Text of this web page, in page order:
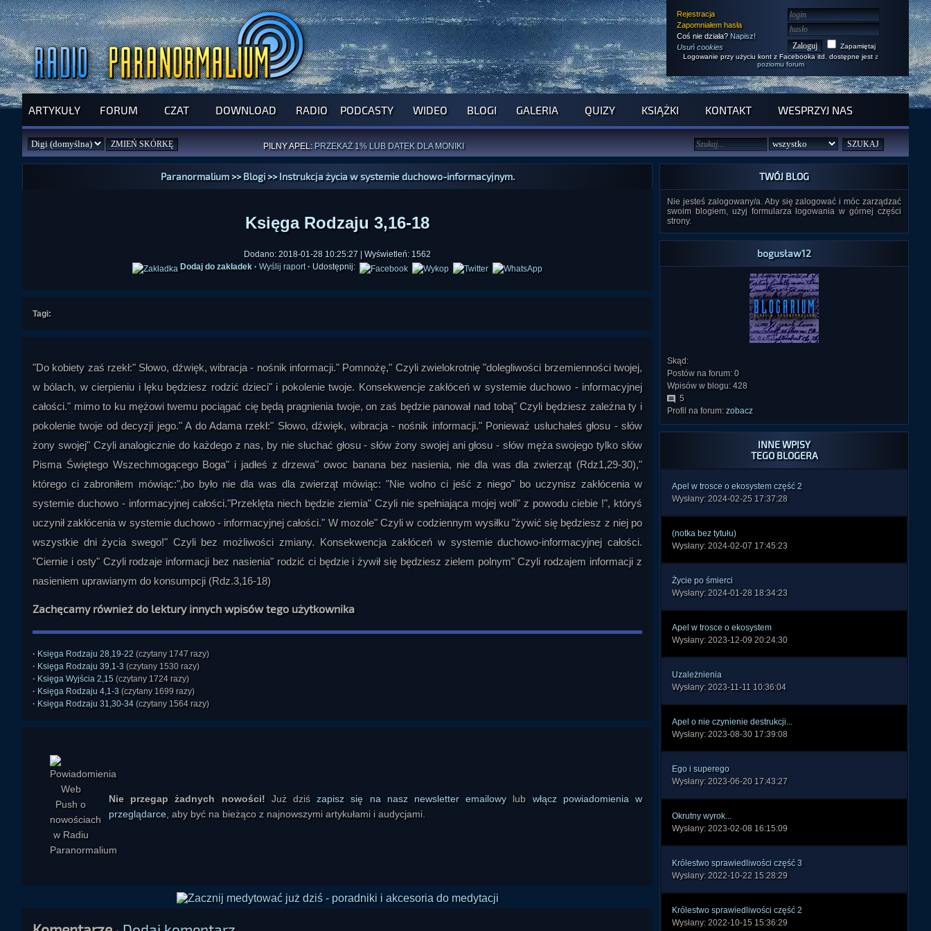
Rejestracja
Zapomniałem hasła
Coś nie działa? Napisz!
Usuń cookies
Zapamiętaj
Logowanie przy użyciu kont z Facebooka itd. dostępne jest z
poziomu forum
ARTYKUŁY FORUM CZAT DOWNLOAD RADIO PODCASTY WIDEO BLOGI GALERIA QUIZY KSIĄŻKI KONTAKT WESPRZYJ NAS
SPRAWDŹ PROGRAM NA NAJBLIŻSZY TYDZIEŃ
PILNY APEL: PRZEKAŻ 1% LUB DATEK DLA MONIKI
ZAŁOŻPARANORMALNEGO BLOGAI POCZUJ SIĘ JAK REDAKTOR
Paranormalium>>Blogi>>Instrukcja życia w systemie duchowo-informacyjnym.
Księga Rodzaju 3,16-18
Dodano: 2018-01-28 10:25:27 | Wyświetleń: 1562
Dodaj do zakładek · Wyślij raport · Udostępnij:
Tagi:
"Do kobiety zaś rzekł:" Słowo, dźwięk, wibracja - nośnik informacji." Pomnożę," Czyli zwielokrotnię "dolegliwości brzemienności twojej,
w bólach, w cierpieniu i lęku będziesz rodzić dzieci" i pokolenie twoje. Konsekwencje zakłóceń w systemie duchowo - informacyjnej
całości." mimo to ku mężowi twemu pociągać cię będą pragnienia twoje, on zaś będzie panował nad tobą" Czyli będziesz zależna ty i
pokolenie twoje od decyzji jego." A do Adama rzekł:" Słowo, dźwięk, wibracja - nośnik informacji." Ponieważ usłuchałeś głosu - słów
żony swojej" Czyli analogicznie do każdego z nas, by nie słuchać głosu - słów żony swojej ani głosu - słów męża swojego tylko słów
Pisma Świętego Wszechmogącego Boga" i jadłeś z drzewa" owoc banana bez nasienia, nie dla was dla zwierząt (Rdz1,29-30),"
którego ci zabroniłem mówiąc:",bo było nie dla was dla zwierząt mówiąc: "Nie wolno ci jeść z niego" bo uczynisz zakłócenia w
systemie duchowo - informacyjnej całości."Przeklęta niech będzie ziemia" Czyli nie spełniająca mojej woli" z powodu ciebie !", któryś
uczynił zakłócenia w systemie duchowo - informacyjnej całości." W mozole" Czyli w codziennym wysiłku "żywić się będziesz z niej po
wszystkie dni życia swego!" Czyli bez możliwości zmiany. Konsekwencja zakłóceń w systemie duchowo-informacyjnej całości.
"Ciernie i osty" Czyli rodzaje informacji bez nasienia" rodzić ci będzie i żywił się będziesz zielem polnym" Czyli rodzajem informacji z
nasieniem uprawianym do konsumpcji (Rdz.3,16-18)
Zachęcamy również do lektury innych wpisów tego użytkownika
· Księga Rodzaju 28,19-22 (czytany 1747 razy)
· Księga Rodzaju 39,1-3 (czytany 1530 razy)
· Księga Wyjścia 2,15 (czytany 1724 razy)
· Księga Rodzaju 4,1-3 (czytany 1699 razy)
· Księga Rodzaju 31,30-34 (czytany 1564 razy)
Nie przegap żadnych nowości! Już dziśzapisz się na nasz newsletter emailowy lub włącz powiadomienia w
przeglądarce , aby być na bieżąco z najnowszymi artykułami i audycjami.
TWÓJ BLOG
Nie jesteś zalogowany/a. Aby się zalogować i móc zarządzać
swoim blogiem, użyj formularza logowania w górnej części
strony.
bogusław12
Skąd:
Postów na forum: 0
Wpisów w blogu: 428
5
Profil na forum: zobacz
INNE WPISY
TEGO BLOGERA
Apel w trosce o ekosystem część 2
Wysłany: 2024-02-25 17:37:28
(notka bez tytułu)
Wysłany: 2024-02-07 17:45:23
Życie po śmierci
Wysłany: 2024-01-28 18:34:23
Apel w trosce o ekosystem
Wysłany: 2023-12-09 20:24:30
Uzależnienia
Wysłany: 2023-11-11 10:36:04
Apel o nie czynienie destrukcji...
Wysłany: 2023-08-30 17:39:08
Ego i superego
Wysłany: 2023-06-20 17:43:27
Okrutny wyrok...
Wysłany: 2023-02-08 16:15:09
Królestwo sprawiedliwości część 3
Wysłany: 2022-10-22 15:28:29
Królestwo sprawiedliwości część 2
Wysłany: 2022-10-15 15:36:29